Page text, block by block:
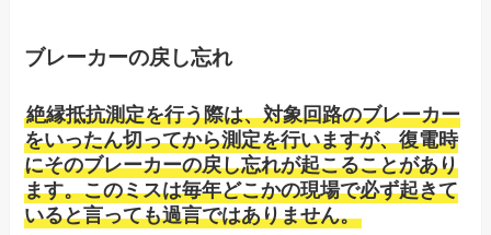
ブレーカーの戻し忘れ
絶縁抵抗測定を行う際は、対象回路のブレーカー
をいったん切ってから測定を行いますが、復電時
にそのブレーカーの戻し忘れが起こることがあり
ます。このミスは毎年どこかの現場で必ず起きて
いると言っても過言ではありません。